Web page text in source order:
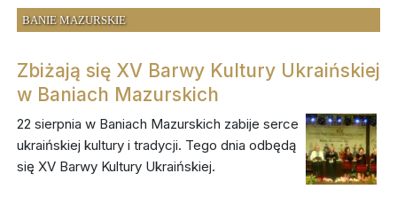
BANIE MAZURSKIE
Zbiżają się XV Barwy Kultury Ukraińskiej
w Baniach Mazurskich
22 sierpnia w Baniach Mazurskich zabije serce
ukraińskiej kultury i tradycji. Tego dnia odbędą
się XV Barwy Kultury Ukraińskiej.